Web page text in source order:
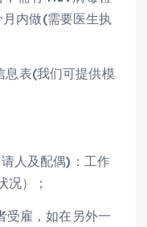
内做(需要医生执
息表(我们可提供模
人及配偶)：工作
况）；
雇，如在另外一